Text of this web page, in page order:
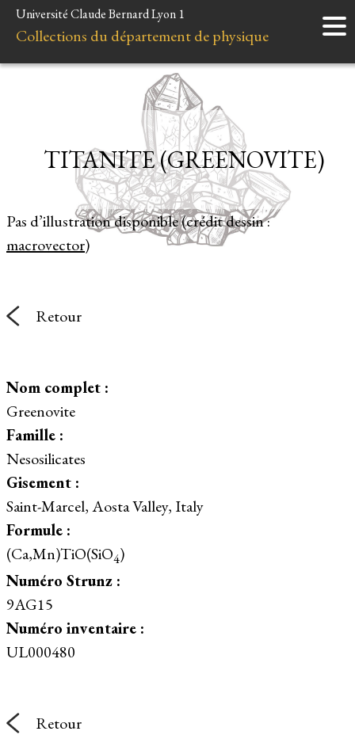
Accueil
Instruments
Liens et ressources
Université Claude Bernard Lyon 1
Collections du département de physique
Pas d’illustration disponible (crédit dessin :
macrovector)
TITANITE (GREENOVITE)
Retour
Nom complet :
Greenovite
Famille :
Nesosilicates
Gisement :
Saint-Marcel, Aosta Valley, Italy
Formule :
(Ca,Mn)TiO(SiO4)
Numéro Strunz :
9AG15
Numéro inventaire :
UL000480
Retour